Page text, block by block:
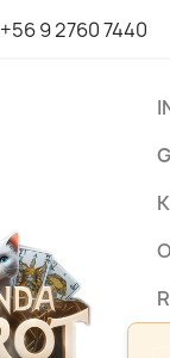
+56 9 2760 7440